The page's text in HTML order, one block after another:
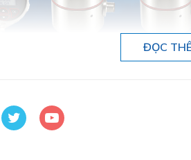
xuất và phân phối thiết bị đo công
phân phối sản phẩm Labom
ĐỌC